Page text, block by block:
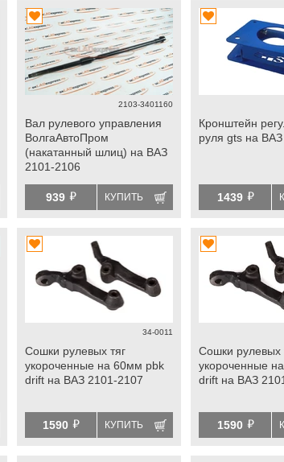
2103-3401160
Вал рулевого управления
ВолгаАвтоПром
(накатанный шлиц) на ВАЗ
2101-2106
939 й КУПИТЬ
Кронштейн
руля gts на
1439 й
34-0011
Сошки рулевых тяг
укороченные на 60мм pbk
drift на ВАЗ 2101-2107
1590 й КУПИТЬ
Сошки рулевых
укороченные
drift на ВАЗ
1590 й